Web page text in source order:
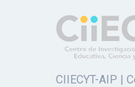
CIIECYT-AIP |